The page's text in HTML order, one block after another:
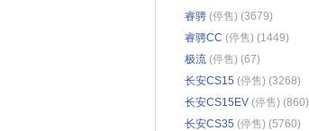
睿骋 (停售) (3679)
睿骋CC (停售) (1449)
极流 (停售) (67)
长安CS15 (停售) (3268)
长安CS15EV (停售) (860)
长安CS35 (停售) (5760)